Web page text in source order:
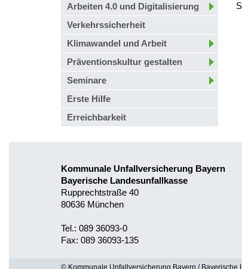
Arbeiten 4.0 und Digitalisierung
Verkehrssicherheit
Klimawandel und Arbeit
Präventionskultur gestalten
Seminare
Erste Hilfe
Erreichbarkeit
Kommunale Unfallversicherung Bayern
Bayerische Landesunfallkasse
Rupprechtstraße 40
80636 München
Tel.: 089 36093-0
Fax: 089 36093-135
© Kommunale Unfallversicherung Bayern / Bayerische